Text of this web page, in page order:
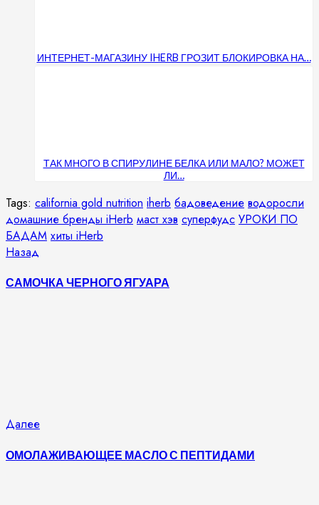
ИНТЕРНЕТ-МАГАЗИНУ IHERB ГРОЗИТ БЛОКИРОВКА НА…
ТАК МНОГО В СПИРУЛИНЕ БЕЛКА ИЛИ МАЛО? МОЖЕТ
ЛИ…
Tags: california gold nutrition iherb бадоведение водоросли
домашние бренды iHerb маст хэв суперфудс УРОКИ ПО
БАДАМ хиты iHerb
Продолжить
чтение
Назад
САМОЧКА ЧЕРНОГО ЯГУАРА
ДалееСледующая
ОМОЛАЖИВАЮЩЕЕ МАСЛО С ПЕПТИДАМИ